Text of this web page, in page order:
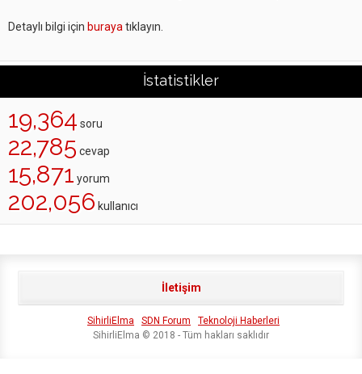
Detaylı bilgi için buraya tıklayın.
İstatistikler
19,364 soru
22,785 cevap
15,871 yorum
202,056 kullanıcı
İletişim
SihirliElma SDN Forum
Teknoloji Haberleri
SihirliElma © 2018 - Tüm hakları saklıdır